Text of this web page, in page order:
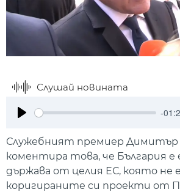
Слушай новината
-
Служебният премиер Димитър
коментира това, че България
държава от целия ЕС, която не
коригираните си проекти от